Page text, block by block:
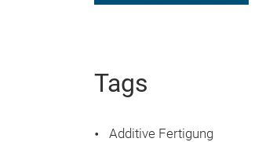
Tags
Additive Fertigung